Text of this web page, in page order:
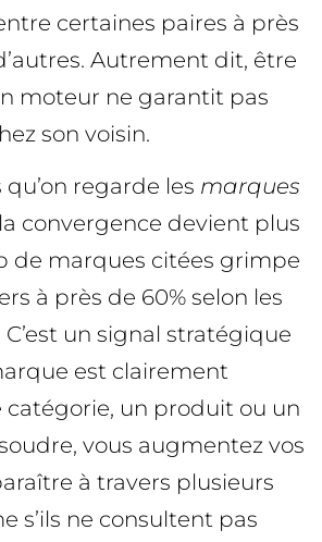
certaines paires à près
Autrement dit, être
moteur ne garantit pas
son voisin.
qu’on regarde les marques
convergence devient plus
de marques citées grimpe
à près de 60% selon les
un signal stratégique
est clairement
catégorie, un produit ou un
vous augmentez vos
à travers plusieurs
s’ils ne consultent pas